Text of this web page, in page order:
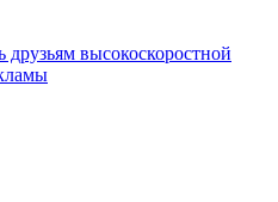
высокоскоростной